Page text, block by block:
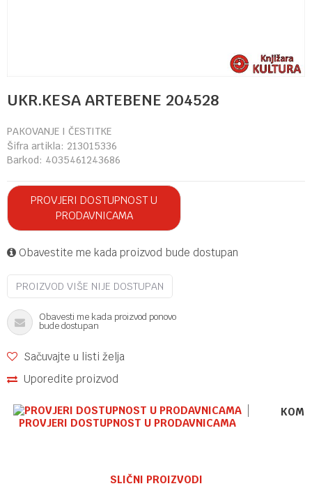
UKR.KESA ARTEBENE 204528
PAKOVANJE I ČESTITKE
Šifra artikla: 213015336
Barkod: 4035461243686
PROVJERI DOSTUPNOST U
PRODAVNICAMA
Obavestite me kada proizvod bude dostupan
PROIZVOD VIŠE NIJE DOSTUPAN
Obavesti me kada proizvod ponovo
bude dostupan
Sačuvajte u listi želja
Uporedite proizvod
PROVJERI DOSTUPNOST U PRODAVNICAMA
SLIČNI PROIZVODI